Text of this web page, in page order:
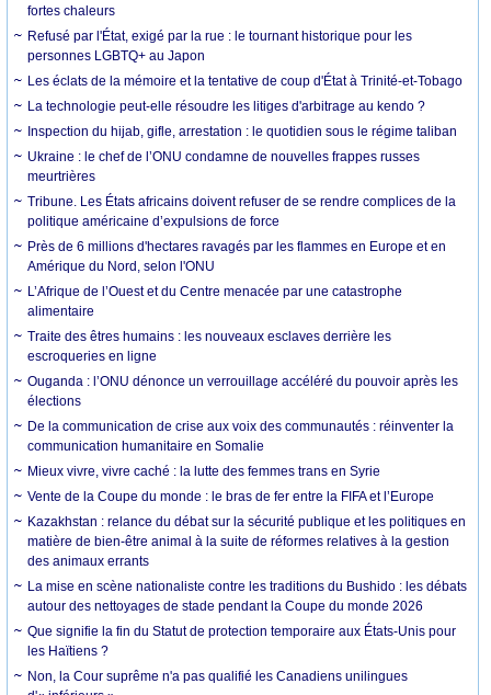
fortes chaleurs
Refusé par l'État, exigé par la rue : le tournant historique pour les
personnes LGBTQ+ au Japon
Les éclats de la mémoire et la tentative de coup d'État à Trinité-et-Tobago
La technologie peut-elle résoudre les litiges d'arbitrage au kendo ?
Inspection du hijab, gifle, arrestation : le quotidien sous le régime taliban
Ukraine : le chef de l’ONU condamne de nouvelles frappes russes
meurtrières
Tribune. Les États africains doivent refuser de se rendre complices de la
politique américaine d’expulsions de force
Près de 6 millions d'hectares ravagés par les flammes en Europe et en
Amérique du Nord, selon l'ONU
L’Afrique de l’Ouest et du Centre menacée par une catastrophe
alimentaire
Traite des êtres humains : les nouveaux esclaves derrière les
escroqueries en ligne
Ouganda : l’ONU dénonce un verrouillage accéléré du pouvoir après les
élections
De la communication de crise aux voix des communautés : réinventer la
communication humanitaire en Somalie
Mieux vivre, vivre caché : la lutte des femmes trans en Syrie
Vente de la Coupe du monde : le bras de fer entre la FIFA et l’Europe
Kazakhstan : relance du débat sur la sécurité publique et les politiques en
matière de bien-être animal à la suite de réformes relatives à la gestion
des animaux errants
La mise en scène nationaliste contre les traditions du Bushido : les débats
autour des nettoyages de stade pendant la Coupe du monde 2026
Que signifie la fin du Statut de protection temporaire aux États-Unis pour
les Haïtiens ?
Non, la Cour suprême n'a pas qualifié les Canadiens unilingues